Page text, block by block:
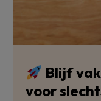
Blijf
voor